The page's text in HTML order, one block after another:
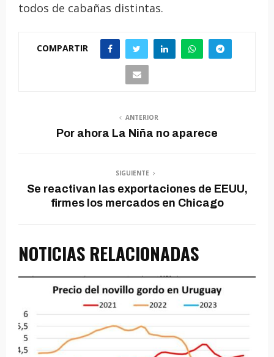
todos de cabañas distintas.
COMPARTIR
ANTERIOR
Por ahora La Niña no aparece
SIGUIENTE
Se reactivan las exportaciones de EEUU,
firmes los mercados en Chicago
NOTICIAS RELACIONADAS